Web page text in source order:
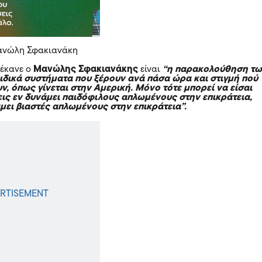
Σφακιανάκη
ο Μανώλης Σφακιανάκης είναι “η παρακολούθηση
συστήματα που ξέρουν ανά πάσα ώρα και στιγμή πού
όπως γίνεται στηνΑμερική. Μόνο τότε μπορεί να είσαι
εν δυνάμει παιδόφιλους απλωμένους στην επικράτεια,
βιαστές απλωμένους στην επικράτεια”.